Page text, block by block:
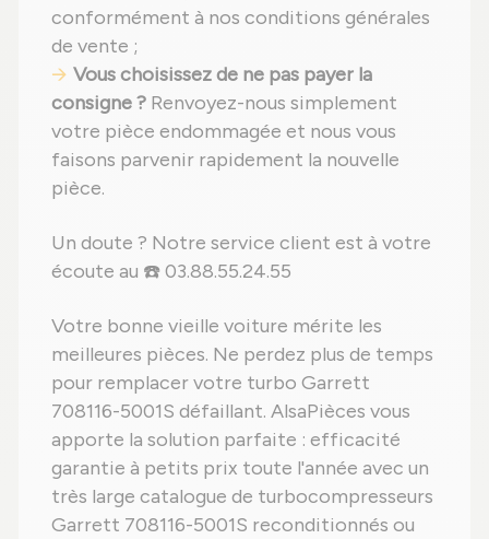
conformément à nos conditions générales
de vente ;
Vous choisissez de ne pas payer la
consigne ? Renvoyez-nous simplement
votre pièce endommagée et nous vous
faisons parvenir rapidement la nouvelle
pièce.
Un doute ? Notre service client est à votre
écoute au ☎️ 03.88.55.24.55
Votre bonne vieille voiture mérite les
meilleures pièces. Ne perdez plus de temps
pour remplacer votre turbo Garrett
708116-5001S défaillant. AlsaPièces vous
apporte la solution parfaite : efficacité
garantie à petits prix toute l'année avec un
très large catalogue de turbocompresseurs
Garrett 708116-5001S reconditionnés ou